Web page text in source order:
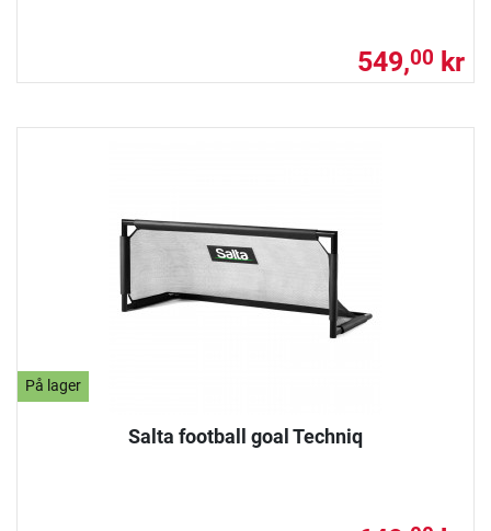
549,00 kr
På lager
Salta football goal Techniq